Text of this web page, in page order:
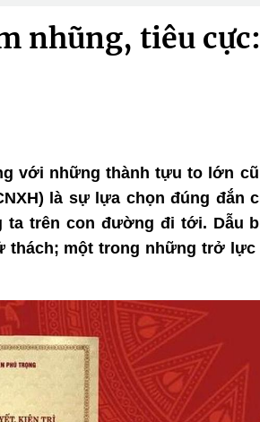
nhũng, tiêu cực:
với những thành tựu to lớn
là sự lựa chọn đúng đắn
ta trên con đường đi tới. Dẫu
thách; một trong những trở lực